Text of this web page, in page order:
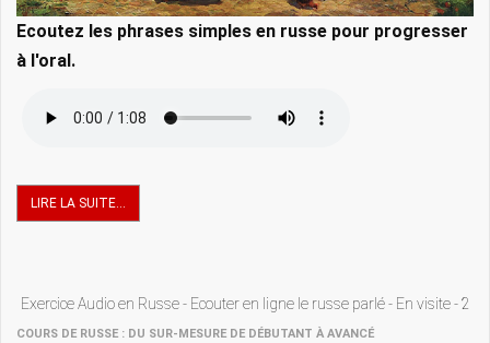
Ecoutez les phrases simples en russe pour progresser
à l'oral.
LIRE LA SUITE...
Exercice Audio en Russe - Ecouter en ligne le russe parlé - En visite - 2
COURS DE RUSSE : DU SUR-MESURE DE DÉBUTANT À AVANCÉ